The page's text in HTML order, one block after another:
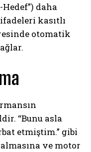
daha
kasıtlı
otomatik
“Bunu asla
etmiştim.” gibi
ve motor